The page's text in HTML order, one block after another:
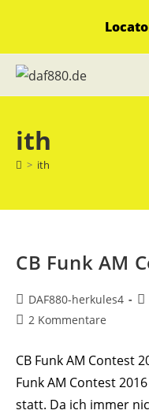
ith
> ith
CB Funk AM
Beitrags-
Autor:
DAF880-herkules4
Beitrags-
2 Kommentare
CB Funk AM Contest
Funk AM Contest
statt. Da ich immer